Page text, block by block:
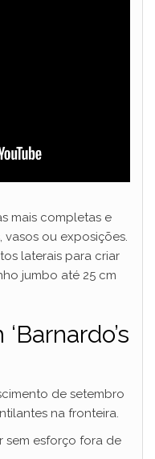
mais completas e
ou exposições.
laterais para criar
jumbo até 25 cm
de setembro
na fronteira.
sem esforço fora de